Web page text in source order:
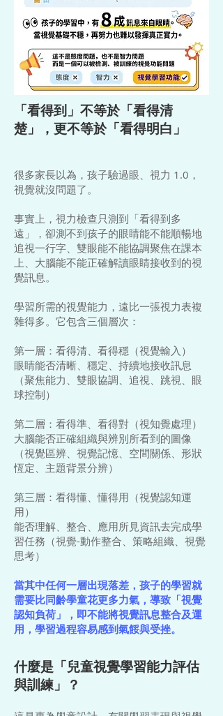
「看得到」不等於「看得清
楚」，更不等於「看得明白」
很多家長以為，孩子驗過眼、視力 1.0，
視覺就沒問題了。
事實上，視力檢查只測到「看得到多
遠」，卻測不到孩子的眼睛能不能順暢地
追視一行字、雙眼能不能協調聚焦在課本
上、大腦能不能正確解讀眼睛接收到的視
覺訊息。
學習所需的視覺能力，遠比一張視力表複
雜得多。它包含三個層次：
第一層：看得清、看得穩（視覺輸入）
眼睛能否清晰、穩定、持續地接收訊息
（聚焦能力、雙眼協調、追視、跳視、眼
球控制）
第二層：看得準、看得對（視知覺處理）
大腦能否正確組織與辨別所看到的圖像
（視覺區辨、視覺記憶、空間關係、形狀
恆定、主題背景分辨）
第三層：看得懂、懂得用（視覺認知運
用）
能否理解、整合、應用所見資訊去完成學
習任務（視覺-動作整合、策略組織、視覺
思考）
當其中任何一層出現落差，孩子的學習就
需要比同齡學童花更多力氣，導致「視覺
認知負荷」，即不能將視覺訊息整合及運
用，學習過程容易感到氣餒與受挫。
什麼是「兒童視覺學習能力評估
與訓練」？